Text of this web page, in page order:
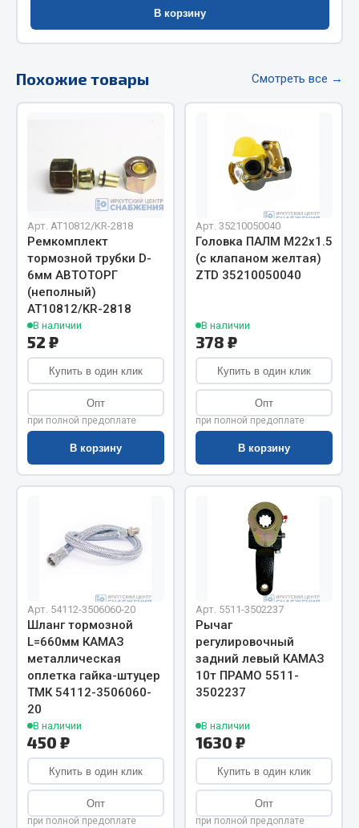
РТИ
Кольца уплотнительные
Лента конвейерная
Манжеты
Паронит
Патрубки
Прокладки
Рукава высокого давления
Показать ещё
Весь раздел
Автомобильная электрика
Вилки нагрузочные
Выключатели и переключатели клавишные
Выключатель массы
Изолента
Показать ещё
Весь раздел
Запчасти на полуприцепы
Амортизаторы для полуприцепов
Весь раздел
В корзину
Похожие товары Смотреть все →
Арт. AT10812/KR-2818
Ремкомплект
тормозной трубки D-
6мм АВТОТОРГ
(неполный)
АТ10812/KR-2818
В наличии
52 ₽
Купить в один клик
Опт
при полной предоплате
В корзину
Арт. 35210050040
Головка ПАЛМ М22х1.5
(с клапаном желтая)
ZTD 35210050040
В наличии
378 ₽
Купить в один клик
Опт
при полной предоплате
В корзину
Арт. 54112-3506060-20
Шланг тормозной
L=660мм КАМАЗ
металлическая
оплетка гайка-штуцер
ТМК 54112-3506060-
20
В наличии
450 ₽
Купить в один клик
Опт
при полной предоплате
Арт. 5511-3502237
Рычаг
регулировочный
задний левый КАМАЗ
10т ПРАМО 5511-
3502237
В наличии
1630 ₽
Купить в один клик
Опт
при полной предоплате